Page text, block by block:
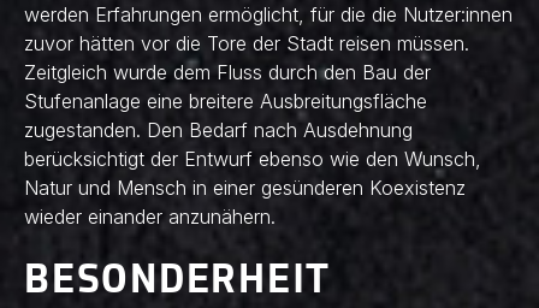
werden Erfahrungen ermöglicht, für die die Nutzer:innen
zuvor hätten vor die Tore der Stadt reisen müssen.
Zeitgleich wurde dem Fluss durch den Bau der
Stufenanlage eine breitere Ausbreitungsfläche
zugestanden. Den Bedarf nach Ausdehnung
berücksichtigt der Entwurf ebenso wie den Wunsch,
Natur und Mensch in einer gesünderen Koexistenz
wieder einander anzunähern.
BESONDERHEIT